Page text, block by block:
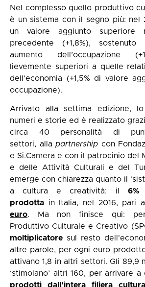
Nel complesso quello produttivo
è un sistema con il segno più: nel
un valore aggiunto superiore
precedente (+1,8%),
aumento dell’occupazione
lievemente superiori a quelle
dell’economia (+1,5% di valore
occupazione).
Arrivato alla settima edizione,
numeri e storie ed è realizzato
circa 40 personalità di
settori, allapartnership con
e Si.Camera e con il patrocinio del
e delle Attività Culturali e del
emerge con chiarezza quanto il
a cultura e creatività: il 6%
prodotta in Italia, nel 2016, pari a
euro. Ma non finisce qui:
Produttivo Culturale e Creativo
moltiplicatore sul resto
altre parole, per ogni euro
attivano 1,8 in altri settori. Gli 89,9
‘stimolano’ altri 160, per arrivare a
prodotti dall’intera filiera